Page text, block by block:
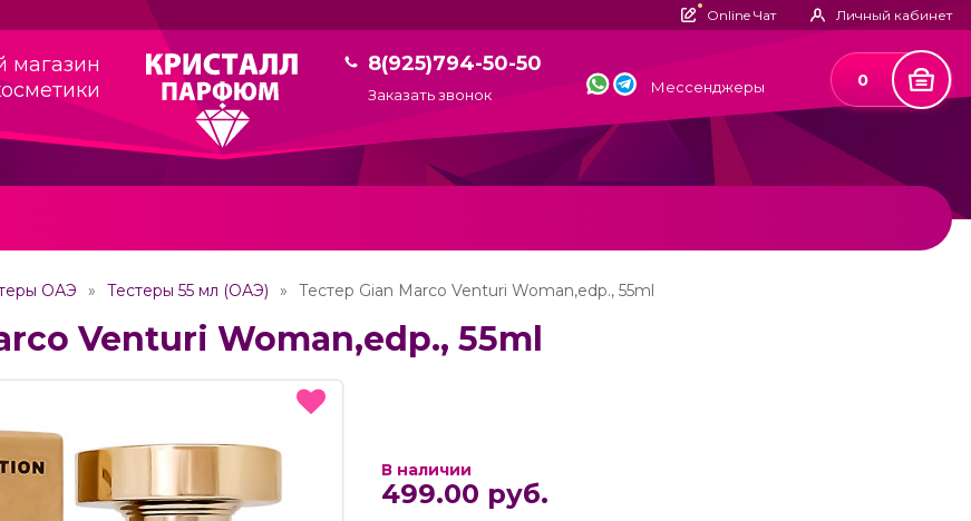
Online Чат Личный кабинет
магазин
8(925)794-50-50
Заказать звонок Мессенджеры 0
ОАЭ Тестеры 55 мл (ОАЭ) Тестер Gian Marco Venturi Woman,edp., 55ml
Venturi Woman,edp., 55ml
В наличии
499.00 руб.